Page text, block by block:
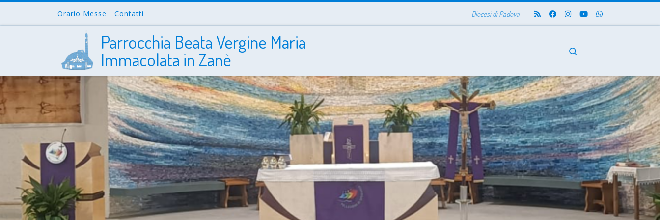
Passa al contenutoOrario Messe Contatti Diocesi di Padova
Parrocchia Beata Vergine Maria
Immacolata in Zanè
Search